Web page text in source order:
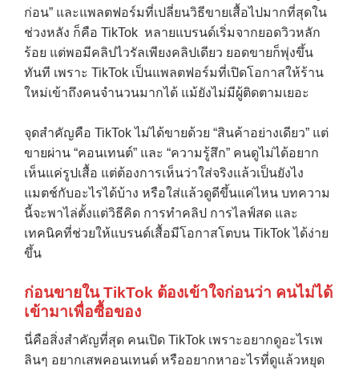
ก่อน” และแพลตฟอร์มที่เปลี่ยนวิธีขายเสื้อไปมากที่สุดใน
ช่วงหลัง ก็คือ TikTok หลายแบรนด์เริ่มจากยอดวิวหลัก
ร้อย แต่พอมีคลิปไวรัลเพียงคลิปเดียว ยอดขายก็พุ่งขึ้น
ทันที เพราะ TikTok เป็นแพลตฟอร์มที่เปิดโอกาสให้ร้าน
ใหม่เข้าถึงคนจำนวนมากได้ แม้ยังไม่มีผู้ติดตามเยอะ
จุดสำคัญคือ TikTok ไม่ได้ขายด้วย “สินค้าอย่างเดียว” แต่
ขายผ่าน “คอนเทนต์” และ “ความรู้สึก” คนดูไม่ได้อยาก
เห็นแค่รูปเสื้อ แต่ต้องการเห็นว่าใส่จริงแล้วเป็นยังไง
แมตช์กับอะไรได้บ้าง หรือใส่แล้วดูดีขึ้นแค่ไหน บทความ
นี้จะพาไล่ตั้งแต่วิธีคิด การทำคลิป การไลฟ์สด และ
เทคนิคที่ช่วยให้แบรนด์เสื้อมีโอกาสโตบน TikTok ได้ง่าย
ขึ้น
ก่อนขายในTikTok ต้องเข้าใจก่อนว่า คนไม่ได้
เข้ามาเพื่อซื้อของ
นี่คือสิ่งสำคัญที่สุด คนเปิด TikTok เพราะอยากดูอะไรเพ
ลินๆ อยากเสพคอนเทนต์ หรืออยากหาอะไรที่ดูแล้วหยุด